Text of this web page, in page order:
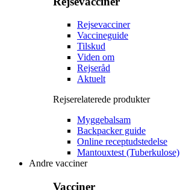
Rejsevacciner
Vaccineguide
Tilskud
Viden om
Rejseråd
Aktuelt
Rejserelaterede produkter
Myggebalsam
Backpacker guide
Online receptudstedelse
Mantouxtest (Tuberkulose)
Andre vacciner
Vacciner